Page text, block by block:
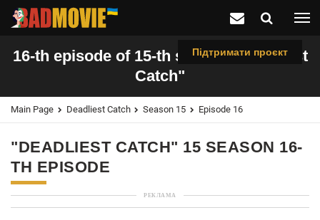
Підтримати проєкт
16-th episode of 15-th season "Deadliest
Catch"
Main Page Deadliest Catch Season 15 Episode 16
"DEADLIEST CATCH" 15 SEASON 16-
TH EPISODE
РЕКЛАМА